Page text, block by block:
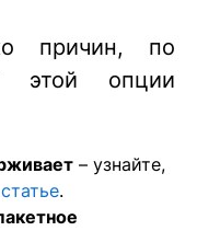
причин, по
этой опции
– узнайте,
.